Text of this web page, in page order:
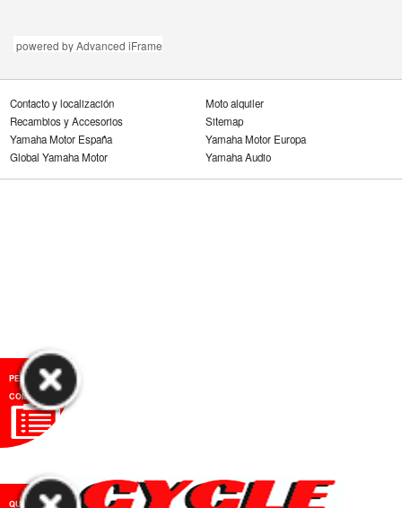
powered by Advanced iFrame
Contacto y localización
Moto alquiler
Recambios y Accesorios
Sitemap
Yamaha Motor España
Yamaha Motor Europa
Global Yamaha Motor
Yamaha Audio
QUIERO QUE
PEDIR CITA
COMERCIAL